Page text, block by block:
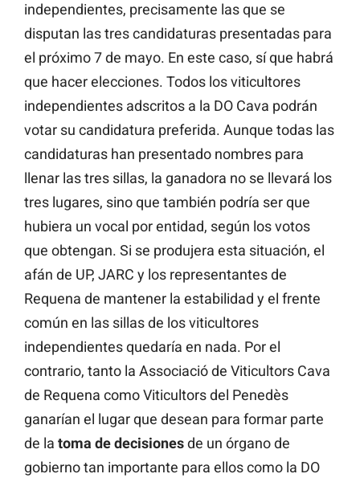
independientes, precisamente las que se
disputan las tres candidaturas presentadas para
el próximo 7 de mayo. En este caso, sí que habrá
que hacer elecciones. Todos los viticultores
independientes adscritos a la DO Cava podrán
votar su candidatura preferida. Aunque todas las
candidaturas han presentado nombres para
llenar las tres sillas, la ganadora no se llevará los
tres lugares, sino que también podría ser que
hubiera un vocal por entidad, según los votos
que obtengan. Si se produjera esta situación, el
afán de UP, JARC y los representantes de
Requena de mantener la estabilidad y el frente
común en las sillas de los viticultores
independientes quedaría en nada. Por el
contrario, tanto la Associació de Viticultors Cava
de Requena como Viticultors del Penedès
ganarían el lugar que desean para formar parte
de la toma de decisionesde un órgano de
gobierno tan importante para ellos como la DO